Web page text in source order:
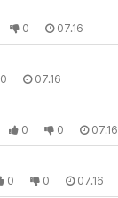
0 07.16
0 07.16
0 0 07.16
0 0 07.16